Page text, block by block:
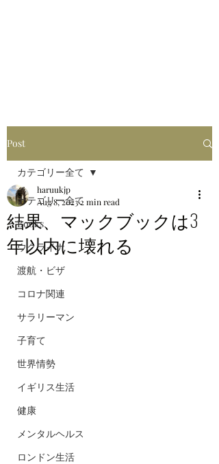
Post
カテゴリー全て
Books
ウクライナ
渡航・ビザ
コロナ関連
サラリーマン
子育て
世界情勢
イギリス生活
健康
メンタルヘルス
ロンドン生活
カテゴリー全て
結果、マックブックは3
年以内に壊れる
haruukjp
Aug 8, 20232 min read